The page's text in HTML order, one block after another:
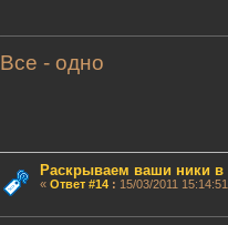
Все - одно
Раскрываем ваши ники в
« Ответ #14: 15/03/2011